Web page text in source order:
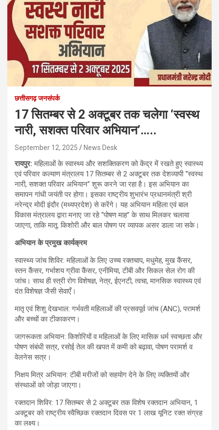
छत्तीसगढ़ जनसंपर्क
17 सितम्बर से 2 अक्टूबर तक चलेगा ‘स्वस्थ
नारी, सशक्त परिवार अभियान’…..
September 12, 2025 News Desk
रायपुर: महिलाओं के स्वास्थ्य और सशक्तिकरण को केंद्र में रखते हुए स्वास्थ्य
एवं परिवार कल्याण मंत्रालय 17 सितम्बर से 2 अक्टूबर तक देशव्यापी “स्वस्थ
नारी, सशक्त परिवार अभियान” शुरू करने जा रहा है। इस अभियान का
समापन गांधी जयंती पर होगा। इसका राष्ट्रीय शुभारंभ प्रधानमंत्री श्री
नरेन्द्र मोदी इंदौर (मध्यप्रदेश) से करेंगे। यह अभियान महिला एवं बाल
विकास मंत्रालय द्वारा मनाए जा रहे “पोषण माह” के साथ मिलकर चलाया
जाएगा, ताकि मातृ, किशोरी और बाल पोषण पर व्यापक असर डाला जा सके।
अभियान के प्रमुख कार्यक्रम
स्वास्थ्य जांच शिविर: महिलाओं के लिए उच्च रक्तचाप, मधुमेह, मुख कैंसर,
स्तन कैंसर, गर्भाशय ग्रीवा कैंसर, एनीमिया, टीबी और सिकल सेल रोग की
जांच। साथ ही स्त्री रोग विशेषज्ञ, नेत्र, ईएनटी, त्वचा, मानसिक स्वास्थ्य एवं
दंत विशेषज्ञ जैसी सेवाएँ।
मातृ एवं शिशु देखभाल: गर्भवती महिलाओं की प्रसवपूर्व जांच (ANC), परामर्श
और बच्चों का टीकाकरण।
जागरूकता अभियान: किशोरियों व महिलाओं के लिए मासिक धर्म स्वच्छता और
पोषण संबंधी सत्र, रसोई तेल की खपत में कमी को बढ़ावा, पोषण परामर्श व
वेलनेस सत्र।
निक्षय मित्र अभियान: टीबी मरीजों को सहयोग देने के लिए व्यक्तियों और
संस्थाओं को जोड़ा जाएगा।
रक्तदान शिविर: 17 सितम्बर से 2 अक्टूबर तक विशेष रक्तदान अभियान, 1
अक्टूबर को राष्ट्रीय स्वैच्छिक रक्तदान दिवस पर 1 लाख यूनिट रक्त संग्रह
का लक्ष्य।